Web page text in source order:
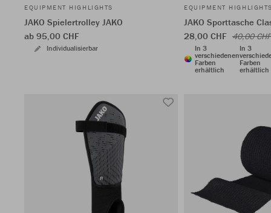
EQUIPMENT HIGHLIGHTS
JAKO Spielertrolley JAKO
ab 95,00 CHF
Individualisierbar
EQUIPMENT
JAKO Sporttasche
28,00 CHF 40,00 CHF
In 3
verschiedenen
Farben
erhältlich
In 3
Farben
erhältlich